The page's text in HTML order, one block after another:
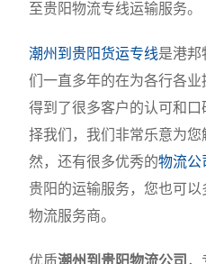
至贵阳物流专线运输服务。
潮州到贵阳货运专线是港邦
们一直多年的在为各行各
得到了很多客户的认可和
择我们，我们非常乐意为
然，还有很多优秀的物流公
贵阳的运输服务，您也可
物流服务商。
优质潮州到贵阳物流公司